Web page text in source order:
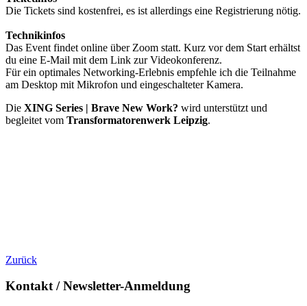
Die Tickets sind kostenfrei, es ist allerdings eine Registrierung nötig.
Technikinfos
Das Event findet online über Zoom statt. Kurz vor dem Start erhältst
du eine E-Mail mit dem Link zur Videokonferenz.
Für ein optimales Networking-Erlebnis empfehle ich die Teilnahme
am Desktop mit Mikrofon und eingeschalteter Kamera.
Die XING Series | Brave New Work? wird unterstützt und
begleitet vom Transformatorenwerk Leipzig.
Zurück
Kontakt / Newsletter-Anmeldung